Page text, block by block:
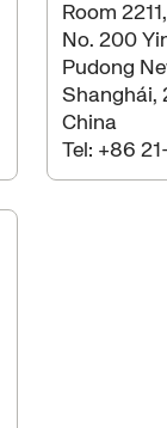
Room
No. 200
Pudong
Shanghái,
China
Tel: +86